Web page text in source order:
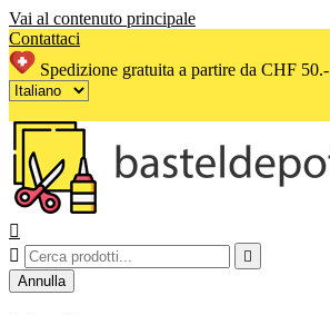
Vai al contenuto principale
Contattaci
Spedizione gratuita a partire da CHF 50.-



Annulla